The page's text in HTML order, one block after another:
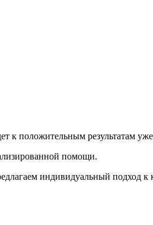
к положительным результатам уже
помощи.
индивидуальный подход